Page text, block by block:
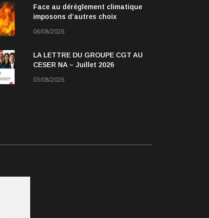
Face au dérèglement climatique
imposons d’autres choix
06/08/2026
LA LETTRE DU GROUPE CGT AU
CESER NA – Juillet 2026
03/08/2026